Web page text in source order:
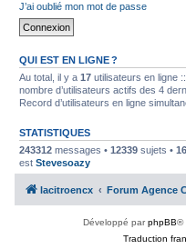
J’ai oublié mon mot de passe
QUI EST EN LIGNE ?
Au total, il y a17 utilisateurs en ligne
nombre d’utilisateurs actifs des 4
Record d’utilisateurs en ligne
STATISTIQUES
243312 messages •12339 sujets •
estStevesoazy
lacitroencx Forum Agence
Développé parphpBB®
Traduction